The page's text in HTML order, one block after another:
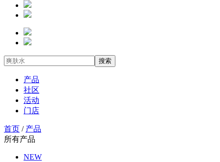
搜索
产品
社区
活动
门店
首页 / 产品
所有产品
NEW